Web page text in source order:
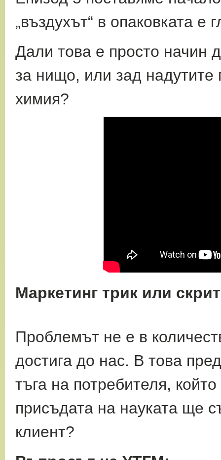
„въздухът“ в опаковката е
Дали това е просто начин
за нищо, или зад
химия?
Маркетинг трик или
Проблемът не е в
достига до нас. В това
тъга на потребителя,
присъдата на науката ще
клиент?